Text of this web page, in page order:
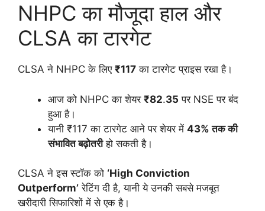
NHPC का मौजूदा हाल और
CLSA का टारगेट
CLSA ने NHPC के लिए ₹117 का टारगेट प्राइस रखा है।
आज को NHPC का शेयर ₹82.35 पर NSE पर बंद
हुआ है।
यानी ₹117 का टारगेट आने पर शेयर में 43% तक की
संभावित बढ़ोतरीहो सकती है।
CLSA ने इस स्टॉक को ‘High Conviction
Outperform’ रेटिंग दी है, यानी ये उनकी सबसे मजबूत
खरीदारी सिफारिशों में से एक है।